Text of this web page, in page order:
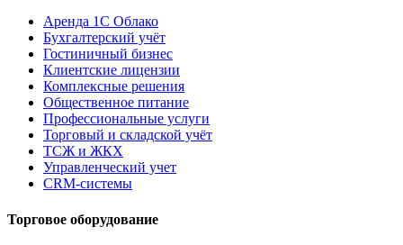
Аренда 1С Облако
Бухгалтерский учёт
Гостиничный бизнес
Клиентские лицензии
Комплексные решения
Общественное питание
Профессиональные услуги
Торговый и складской учёт
ТСЖ и ЖКХ
Управленческий учет
CRM-системы
Торговое оборудование